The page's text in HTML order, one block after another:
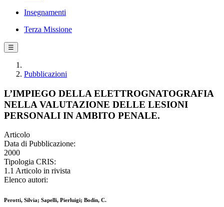
Insegnamenti
Terza Missione
☰
Pubblicazioni
L’IMPIEGO DELLA ELETTROGNATOGRAFIA
NELLA VALUTAZIONE DELLE LESIONI
PERSONALI IN AMBITO PENALE.
Articolo
Data di Pubblicazione:
2000
Tipologia CRIS:
1.1 Articolo in rivista
Elenco autori:
Perotti, Silvia; Sapelli, Pierluigi; Bodin, C.